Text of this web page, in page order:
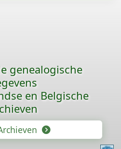
genealogische
en Belgische